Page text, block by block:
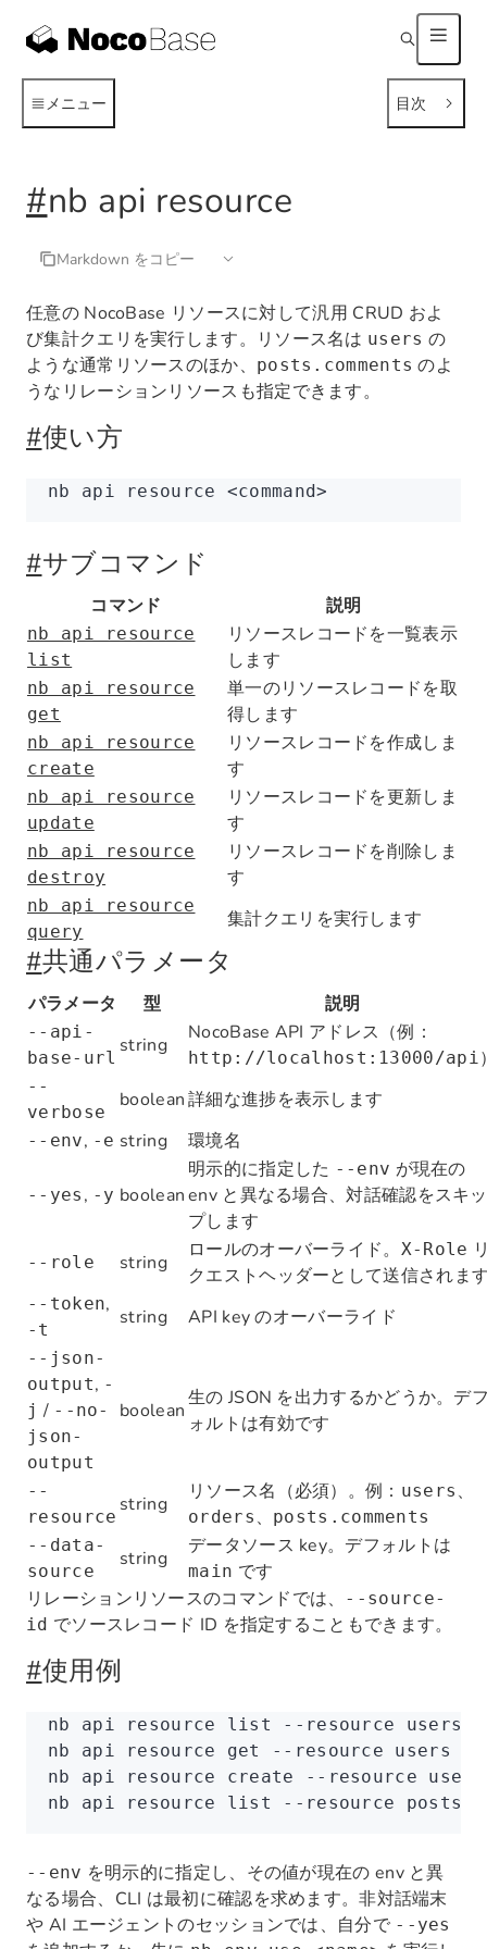
メニュー 目次
#nb api resource
Markdown をコピー
任意の NocoBase リソースに対して汎用 CRUD およ
び集計クエリを実行します。リソース名は users の
ような通常リソースのほか、
posts.comments のよ
うなリレーションリソースも指定できます。
#使い方
nb api resource <command>
#サブコマンド
コマンド 説明
nb api resource
list
リソースレコードを一覧表示
します
nb api resource
get
単一のリソースレコードを取
得します
nb api resource
create
リソースレコードを作成しま
す
nb api resource
update
リソースレコードを更新しま
す
nb api resource
destroy
リソースレコードを削除しま
す
nb api resource
query
集計クエリを実行します
#共通パラメータ
パラメータ 型 説明
--api-
base-url
string
NocoBase API アドレス（例：
http://localhost:13000/api
--
verbose
boolean詳細な進捗を表示します
--env, -e string 環境名
--yes , -y boolean
明示的に指定した --env が現在の
env と異なる場合、対話確認をスキッ
プします
--role string
ロールのオーバーライド。 X-Role
クエストヘッダーとして送信されま
--token,
-t
string API key のオーバーライド
--json-
output, -
j / --no-
json-
output
boolean
生の JSON を出力するかどうか。デ
ォルトは有効です
--
resource
string
リソース名（必須）。例： users 、
orders 、
posts.comments
--data-
source
string
データソース key。デフォルトは
main です
リレーションリソースのコマンドでは、
--source-
id でソースレコード ID を指定することもできます。
#使用例
nb api resource list --resource users
nb api resource get --resource users
nb api resource create --resource users
nb api resource list --resource
--env を明示的に指定し、その値が現在の env と異
なる場合、CLI は最初に確認を求めます。非対話端末
や AI エージェントのセッションでは、自分で --yes